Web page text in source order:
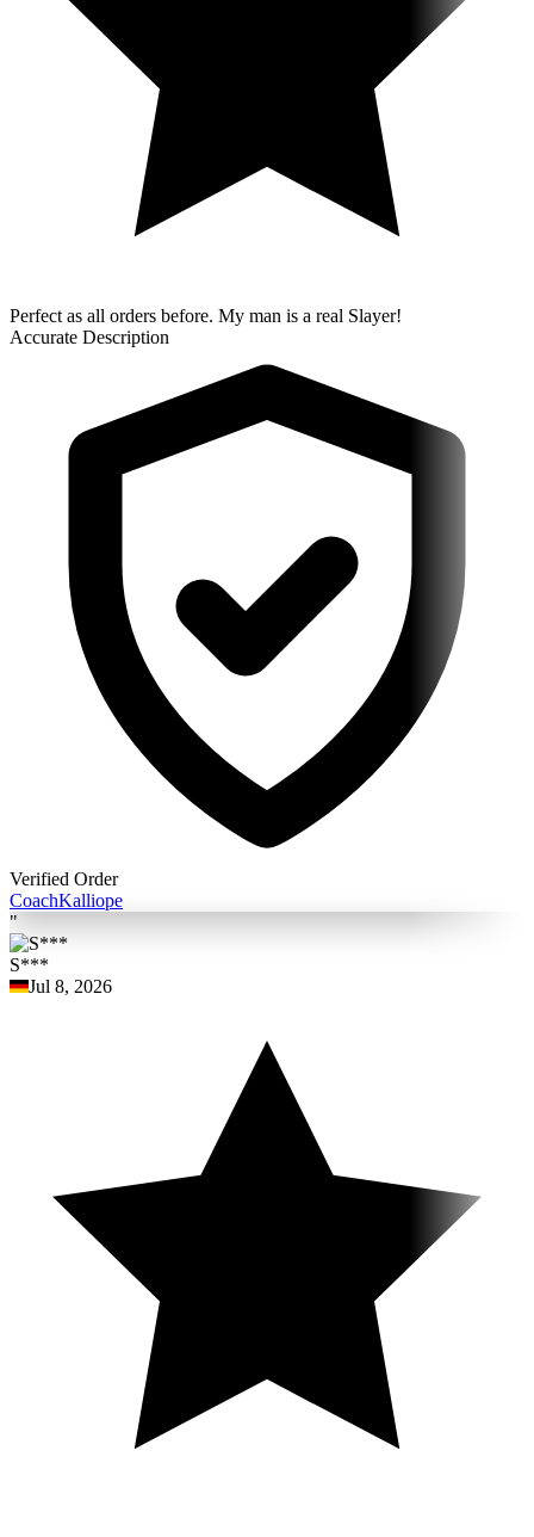
Perfect as all orders before. My man is a real Slayer!
Accurate Description
Verified Order
CoachKalliope
"
S***
Jul 8, 2026